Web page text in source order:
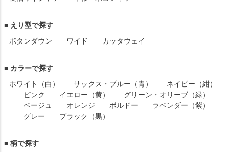
■ えり型で探す
ボタンダウン
ワイド カッタウェイ
■ カラーで探す
ホワイト（白）
サックス・ブルー（青）
ネイビー（紺）
ピンク
イエロー（黄）
グリーン・オリーブ（緑）
ベージュ
オレンジ ボルドー
ラベンダー（紫）
グレー
ブラック（黒）
■ 柄で探す